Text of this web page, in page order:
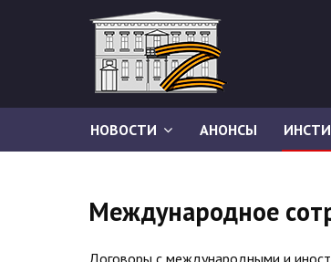
НОВОСТИ АНОНСЫ
Международное
Договоры с международными и